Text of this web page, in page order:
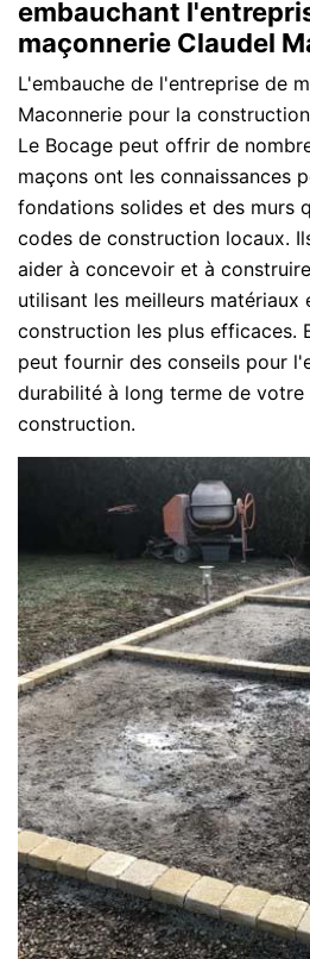
embauchant
maçonnerie Claudel
L'embauche de l'entreprise de
Maconnerie pour la
Le Bocage peut offrir de
maçons ont les connaissances
fondations solides et des murs
codes de construction locaux.
aider à concevoir et à
utilisant les meilleurs matériaux
construction les plus efficaces.
peut fournir des conseils pour
durabilité à long terme de
construction.